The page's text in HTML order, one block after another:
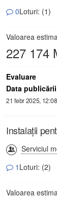
0Loturi: (1)
Valoarea
227 174
Evaluare
Data publicării
21 febr 2025, 12:08
Instalații
Serviciul
1 Loturi: (2)
Valoarea